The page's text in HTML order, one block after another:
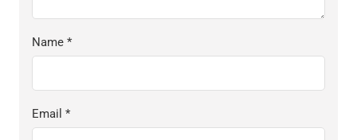
Name *
Email *